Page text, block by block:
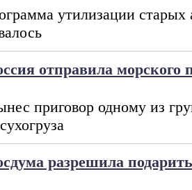
утилизации старых
отправила морского
приговор одному из
разрешила